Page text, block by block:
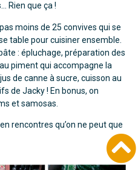
Rien que ça !
moins de 25 convives qui se
table pour cuisiner ensemble.
: épluchage, préparation des
piment qui accompagne la
de canne à sucre, cuisson au
de Jacky ! En bonus, on
et samosas.
rencontres qu’on ne peut que